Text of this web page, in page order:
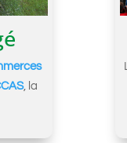
, la